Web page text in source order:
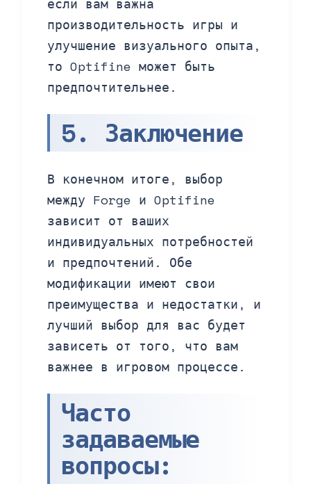
производительность игры и
улучшение визуального опыта,
то Optifine может быть
предпочтительнее.
5. Заключение
В конечном итоге, выбор
между Forge и Optifine
зависит от ваших
индивидуальных потребностей
и предпочтений. Обе
модификации имеют свои
преимущества и недостатки, и
лучший выбор для вас будет
зависеть от того, что вам
важнее в игровом процессе.
Часто
задаваемые
вопросы: